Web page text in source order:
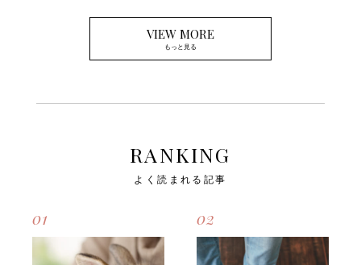
VIEW MORE
もっと見る
RANKING
よく読まれる記事
01 02